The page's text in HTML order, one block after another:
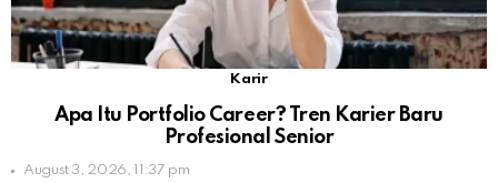
Karir
Apa Itu Portfolio Career? Tren Karier Baru
Profesional Senior
August 3, 2026, 11:37 pm